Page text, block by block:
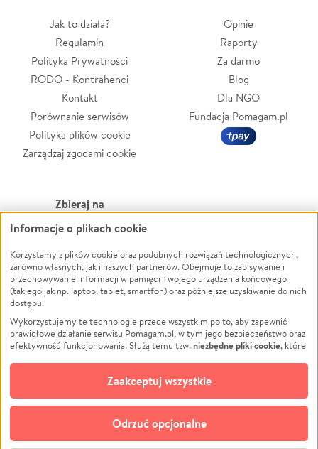
Jak to działa?
Regulamin
Polityka Prywatności
RODO - Kontrahenci
Kontakt
Porównanie serwisów
Polityka plików cookie
Zarządzaj zgodami cookie
Opinie
Raporty
Za darmo
Blog
Dla NGO
Fundacja Pomagam.pl
Zbieraj na
Leczenie
Zwierzęta
Pożar
Ukraina
Pomoc Finansowa
Projekty
Pogrzeb
Społeczność lokalna
Kultura
Powódź
Wichura
NGO
Edukacja
Podróż
Impreza
Ochrona środowiska
Biznes
Informacje o plikach cookie
Korzystamy z plików cookie oraz podobnych rozwiązań technologicznych,
zarówno własnych, jak i naszych partnerów. Obejmuje to zapisywanie i
przechowywanie informacji w pamięci Twojego urządzenia końcowego
(takiego jak np. laptop, tablet, smartfon) oraz późniejsze uzyskiwanie do nich
dostępu.
Wykorzystujemy te technologie przede wszystkim po to, aby zapewnić
prawidłowe działanie serwisu Pomagam.pl, w tym jego bezpieczeństwo oraz
efektywność funkcjonowania. Służą temu tzw.niezbędne pliki cookie, które
opcjonalnych plików cookie
technologii do celów analitycznych i retargetingowych. Możesz wyrazić
zgodę na ich stosowanie lub jej odmówić. W dowolnym momencie masz
możliwość zmiany swoich preferencji na stronie „Zarządzaj zgodami cookie”,
do której link znajdziesz w stopce serwisu Pomagam.pl. Opcjonalne pliki
cookie wykorzystywane są w następujących celach:
Odrzuć opcjonalne
Zaakceptuj wszystkie